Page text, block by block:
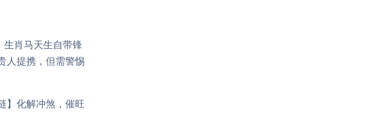
生肖马天生自带锋
人提携，但需警惕
】化解冲煞，催旺